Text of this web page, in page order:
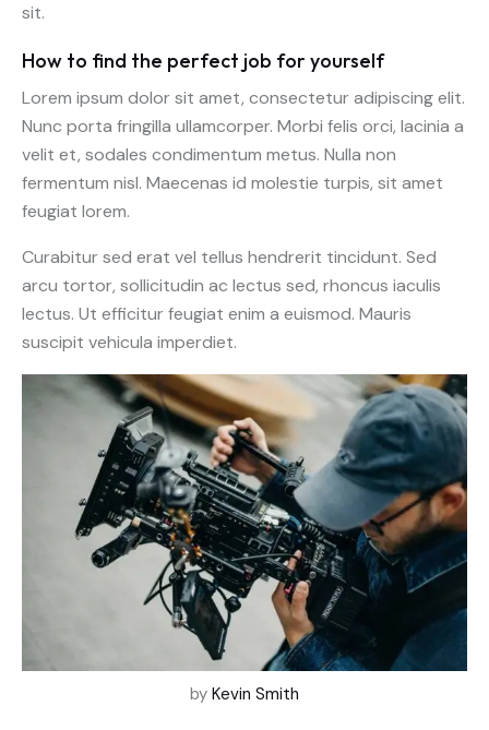
sit.
How to find the perfect job for yourself
Lorem ipsum dolor sit amet, consectetur adipiscing elit.
Nunc porta fringilla ullamcorper. Morbi felis orci, lacinia a
velit et, sodales condimentum metus. Nulla non
fermentum nisl. Maecenas id molestie turpis, sit amet
feugiat lorem.
Curabitur sed erat vel tellus hendrerit tincidunt. Sed
arcu tortor, sollicitudin ac lectus sed, rhoncus iaculis
lectus. Ut efficitur feugiat enim a euismod. Mauris
suscipit vehicula imperdiet.
by Kevin Smith